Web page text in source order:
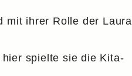
mit ihrer Rolle der Laura
hier spielte sie die Kita-